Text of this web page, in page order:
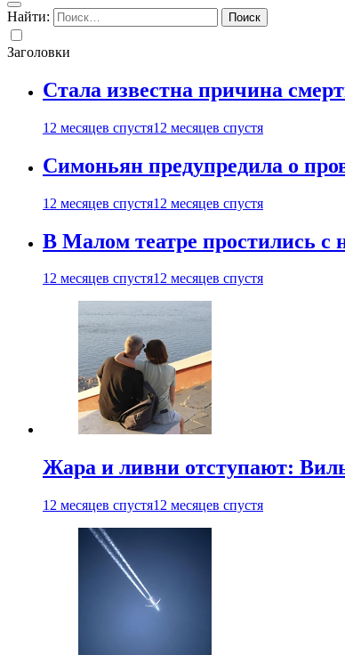
Найти:
Заголовки
Стала известна причина
12 месяцев спустя12 месяцев спустя
Симоньян предупредила о
12 месяцев спустя12 месяцев спустя
В Малом театре простились
12 месяцев спустя12 месяцев спустя
Жара и ливни отступают:
12 месяцев спустя12 месяцев спустя